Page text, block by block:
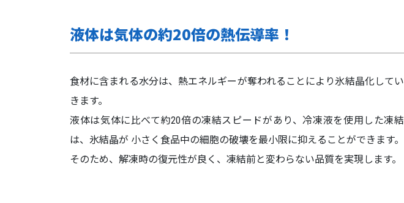
液体は気体の約20倍の熱伝導率！
食材に含まれる水分は、熱エネルギーが奪われることにより氷結晶化してい
きます。
液体は気体に比べて約20倍の凍結スピードがあり、冷凍液を使用した凍結
は、氷結晶が 小さく食品中の細胞の破壊を最小限に抑えることができます。
そのため、解凍時の復元性が良く、凍結前と変わらない品質を実現します。